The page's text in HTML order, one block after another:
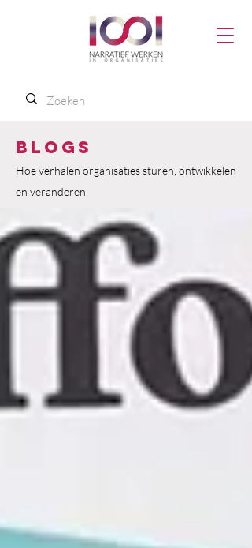
Blogs
Hoe verhalen organisaties sturen, ontwikkelen
en veranderen